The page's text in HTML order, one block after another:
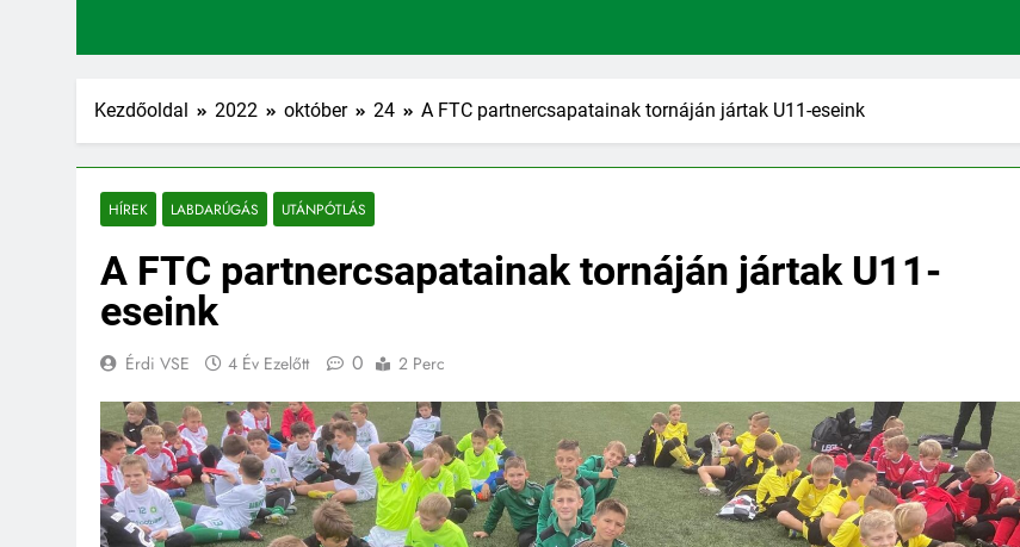
Kezdőoldal 2022 október 24 A FTC partnercsapatainak tornáján jártak U11-eseink
HÍREK LABDARÚGÁS UTÁNPÓTLÁS
A FTC partnercsapatainak tornáján jártak U11-
eseink
Érdi VSE 4 Év Ezelőtt 0 2 Perc